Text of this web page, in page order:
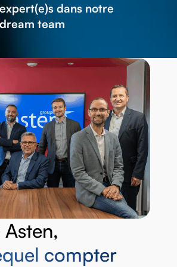
expert(e)s dans notre
dream team
compter